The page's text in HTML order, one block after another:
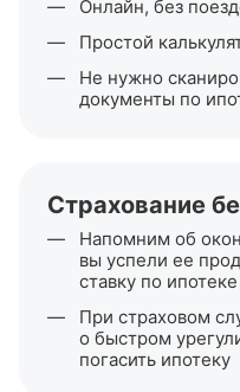
Онлайн, без
Простой
Не нужно
документы по
Страхование
Напомним об
вы успели ее
ставку по ипотеке
При страховом
о быстром
погасить ипотеку